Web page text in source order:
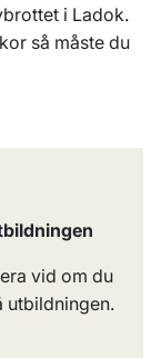
i Ladok.
så måste du
vid om du
utbildningen.